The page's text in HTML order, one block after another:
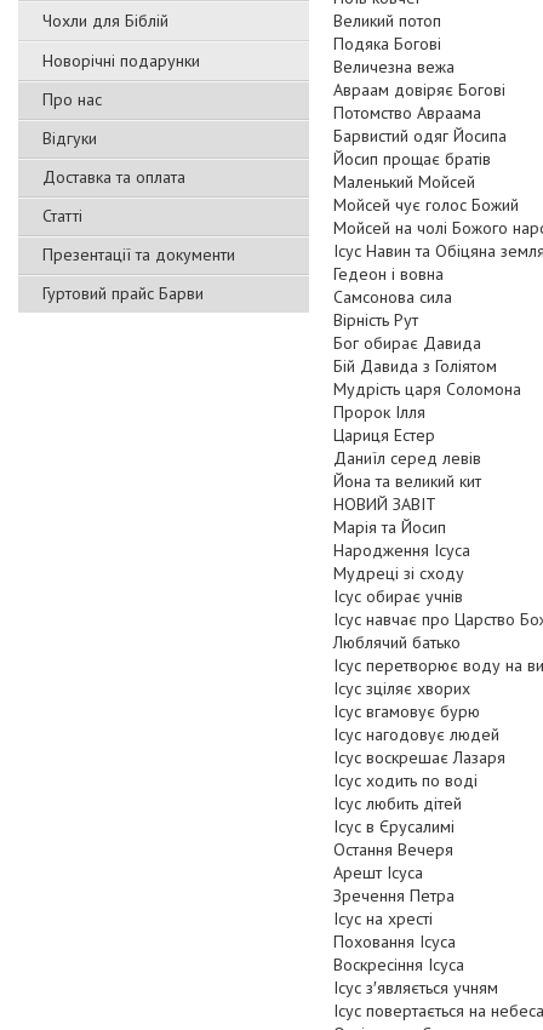
Чохли для Біблій
Новорічні подарунки
Про нас
Відгуки
Доставка та оплата
Статті
Презентації та документи
Гуртовий прайс Барви
Великий потоп
Подяка Богові
Величезна вежа
Авраам довіряє Богові
Потомство Авраама
Барвистий одяг Йосипа
Йосип прощає братів
Маленький Мойсей
Мойсей чує голос Божий
Мойсей на чолі Божого
Ісус Навин та Обіцяна земля
Гедеон і вовна
Самсонова сила
Вірність Рут
Бог обирає Давида
Бій Давида з Голіятом
Мудрість царя Соломона
Пророк Ілля
Цариця Естер
Даниїл серед левів
Йона та великий кит
НОВИЙ ЗАВІТ
Марія та Йосип
Народження Ісуса
Мудреці зі сходу
Ісус обирає учнів
Ісус навчає про Царство
Люблячий батько
Ісус перетворює воду на
Ісус зціляє хворих
Ісус вгамовує бурю
Ісус нагодовує людей
Ісус воскрешає Лазаря
Ісус ходить по воді
Ісус любить дітей
Ісус в Єрусалимі
Остання Вечеря
Арешт Ісуса
Зречення Петра
Ісус на хресті
Поховання Ісуса
Воскресіння Ісуса
Ісус з′являється учням
Ісус повертається на небеса